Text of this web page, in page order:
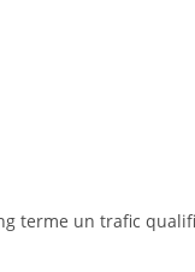
terme un trafic